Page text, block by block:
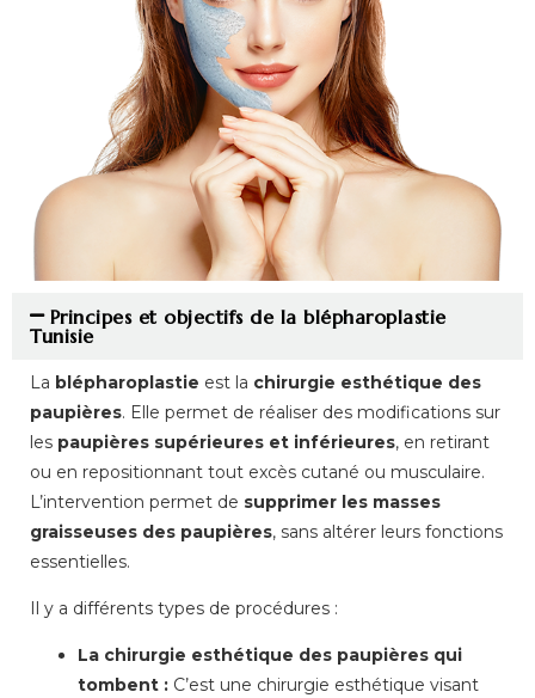
Principes et objectifs de la blépharoplastie
Tunisie
La blépharoplastie est la chirurgie esthétique des
paupières. Elle permet de réaliser des modifications sur
les paupières supérieures et inférieures, en retirant
ou en repositionnant tout excès cutané ou musculaire.
L’intervention permet de supprimer les masses
graisseuses des paupières, sans altérer leurs fonctions
essentielles.
Il y a différents types de procédures :
La chirurgie esthétique des paupières qui
tombent : C’est une chirurgie esthétique visant